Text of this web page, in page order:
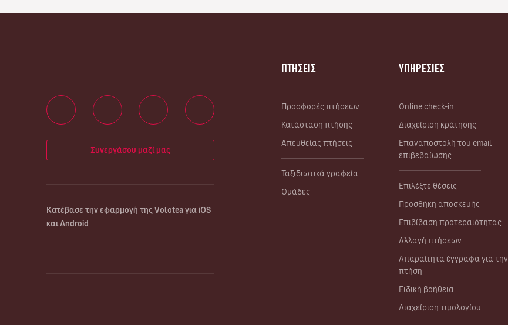
ΠΤΗΣΕΙΣ
Προσφορές πτήσεων
Κατάσταση πτήσης
Απευθείας πτήσεις
Ταξιδιωτικά γραφεία
Ομάδες
ΥΠΗΡΕΣΙΕΣ
Online check-in
Διαχείριση κράτησης
Επαναποστολή του email
επιβεβαίωσης
Επιλέξτε θέσεις
Προσθήκη αποσκευής
Επιβίβαση προτεραιότητας
Αλλαγή πτήσεων
Απαραίτητα έγγραφα για την
πτήση
Ειδική βοήθεια
Διαχείριση τιμολογίου
Συνεργάσου μαζί μας
Κατέβασε την εφαρμογή της Volotea για iOS
και Android